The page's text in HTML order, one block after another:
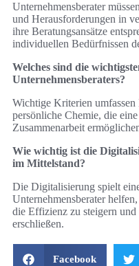
Unternehmensberater
und Herausforderungen in
ihre Beratungsansätze
individuellen Bedürfnissen
Welches sind die
Unternehmensberaters?
Wichtige Kriterien
persönliche Chemie, die
Zusammenarbeit
Wie wichtig ist die
im Mittelstand?
Die Digitalisierung spielt
Unternehmensberater
die Effizienz zu steigern
erschließen.
Facebook